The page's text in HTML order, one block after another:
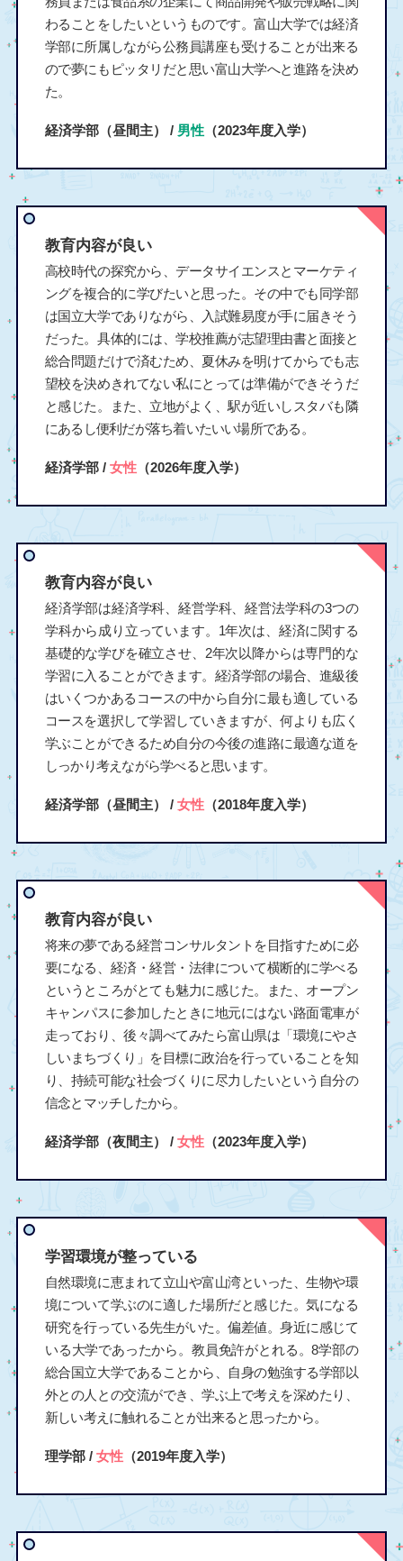
わることをしたいというものです。富山大学では経済
学部に所属しながら公務員講座も受けることが出来る
ので夢にもピッタリだと思い富山大学へと進路を決め
た。
経済学部（昼間主） / 男性（2023年度入学）
教育内容が良い
高校時代の探究から、データサイエンスとマーケティ
ングを複合的に学びたいと思った。その中でも同学部
は国立大学でありながら、入試難易度が手に届きそう
だった。具体的には、学校推薦が志望理由書と面接と
総合問題だけで済むため、夏休みを明けてからでも志
望校を決めきれてない私にとっては準備ができそうだ
と感じた。また、立地がよく、駅が近いしスタバも隣
にあるし便利だが落ち着いたいい場所である。
経済学部 / 女性（2026年度入学）
教育内容が良い
経済学部は経済学科、経営学科、経営法学科の3つの
学科から成り立っています。1年次は、経済に関する
基礎的な学びを確立させ、2年次以降からは専門的な
学習に入ることができます。経済学部の場合、進級後
はいくつかあるコースの中から自分に最も適している
コースを選択して学習していきますが、何よりも広く
学ぶことができるため自分の今後の進路に最適な道を
しっかり考えながら学べると思います。
経済学部（昼間主） / 女性（2018年度入学）
教育内容が良い
将来の夢である経営コンサルタントを目指すために必
要になる、経済・経営・法律について横断的に学べる
というところがとても魅力に感じた。また、オープン
キャンパスに参加したときに地元にはない路面電車が
走っており、後々調べてみたら富山県は「環境にやさ
しいまちづくり」を目標に政治を行っていることを知
り、持続可能な社会づくりに尽力したいという自分の
信念とマッチしたから。
経済学部（夜間主） / 女性（2023年度入学）
学習環境が整っている
自然環境に恵まれて立山や富山湾といった、生物や環
境について学ぶのに適した場所だと感じた。気になる
研究を行っている先生がいた。偏差値。身近に感じて
いる大学であったから。教員免許がとれる。8学部の
総合国立大学であることから、自身の勉強する学部以
外との人との交流ができ、学ぶ上で考えを深めたり、
新しい考えに触れることが出来ると思ったから。
理学部 / 女性（2019年度入学）